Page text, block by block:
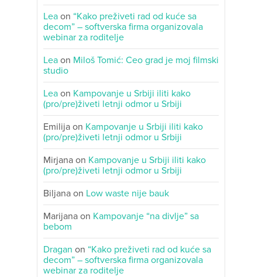
Lea on “Kako preživeti rad od kuće sa
decom” – softverska firma organizovala
webinar za roditelje
Lea on Miloš Tomić: Ceo grad je moj filmski
studio
Lea on Kampovanje u Srbiji iliti kako
(pro/pre)živeti letnji odmor u Srbiji
Emilija on Kampovanje u Srbiji iliti kako
(pro/pre)živeti letnji odmor u Srbiji
Mirjana on Kampovanje u Srbiji iliti kako
(pro/pre)živeti letnji odmor u Srbiji
Biljana on Low waste nije bauk
Marijana on Kampovanje “na divlje” sa
bebom
Dragan on “Kako preživeti rad od kuće sa
decom” – softverska firma organizovala
webinar za roditelje